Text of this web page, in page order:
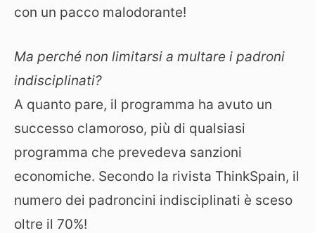
con un pacco malodorante!
Ma perché non limitarsi a multare i padroni
indisciplinati?
A quanto pare, il programma ha avuto un
successo clamoroso, più di qualsiasi
programma che prevedeva sanzioni
economiche. Secondo la rivista ThinkSpain, il
numero dei padroncini indisciplinati è sceso
oltre il 70%!